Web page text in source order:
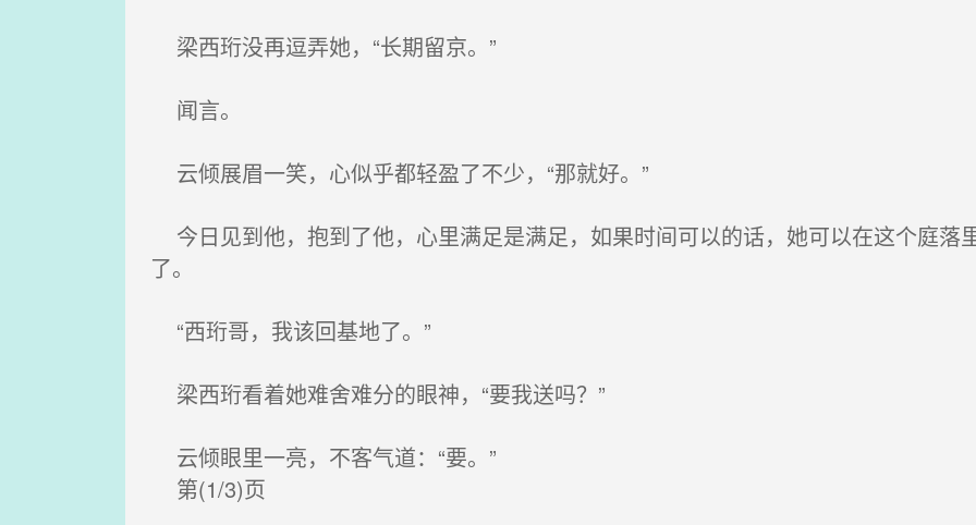
梁西珩没再逗弄她，“长期留京。”
闻言。
云倾展眉一笑，心似乎都轻盈了不少，“那就好。”
今日见到他，抱到了他，心里满足是满足，如果时间可以的话，她可以在这个庭落
了。
“西珩哥，我该回基地了。”
梁西珩看着她难舍难分的眼神，“要我送吗？”
云倾眼里一亮，不客气道：“要。”
第(1/3)页